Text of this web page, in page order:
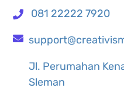
081 22222 7920
Jl. Perumahan
Sleman